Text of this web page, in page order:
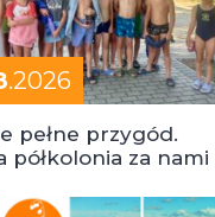
.2026
pełne przygód.
półkolonia za nami